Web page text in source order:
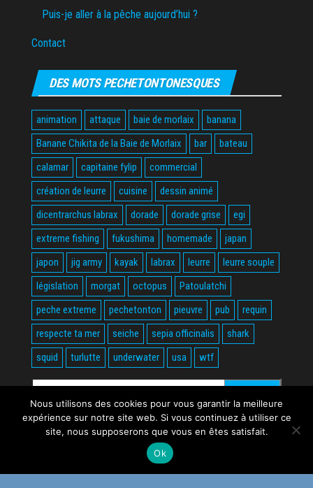
Puis-je aller à la pêche aujourd’hui ?
Contact
DES MOTS PECHETONTONESQUES
animation attaque baie de morlaix
banana
Banane Chikita de la Baie de Morlaix
bar
bateau
calamar
capitaine fylip
commercial
création de leurre
cuisine
dessin animé
dicentrarchus labrax
dorade dorade grise
egi
extreme fishing
fukushima homemade
japan
japon
jig army kayak labrax leurre
leurre souple
législation
morgat octopus
Patoulatchi
peche extreme
pechetonton pieuvre pub
requin
respecte ta mer
seiche sepia officinalis
shark
squid
turlutte underwater usa wtf
Rechercher :
WordPress
Nous utilisons des cookies pour vous garantir la meilleure
expérience sur notre site web. Si vous continuez à utiliser ce
site, nous supposerons que vous en êtes satisfait.
Ok